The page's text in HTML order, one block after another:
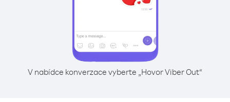
V nabídce konverzace vyberte „Hovor Viber Out“